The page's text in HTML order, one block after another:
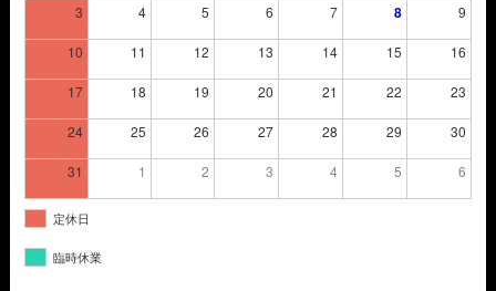
3 4 5 6 7 8 9
10 11 12 13 14 15 16
17 18 19 20 21 22 23
24 25 26 27 28 29 30
31 1 2 3 4 5 6
定休日
臨時休業